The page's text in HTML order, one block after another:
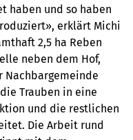
haben und so haben
erklärt Michi
2,5 ha Reben
neben dem Hof,
Nachbargemeinde
Trauben in eine
und die restlichen
Die Arbeit rund